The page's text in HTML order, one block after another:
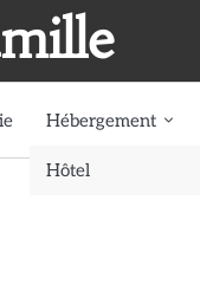
Hébergement
Hôtel